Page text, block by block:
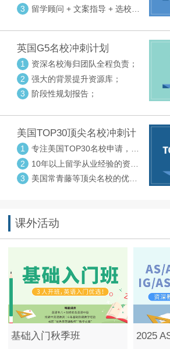
率
3
留学顾问 + 文案指导 + 选校申
英国G5名校冲刺计划
1
资深名校海归团队全程负责；
2
强大的背景提升资源库；
3
阶段性规划报告；
美国TOP30顶尖名校冲刺计
划
1
专注美国TOP30名校申请，高
度个性化指导
2
10年以上留学从业经验的资深
中方顾问
3
美国常青藤等顶尖名校的优秀
课外活动
2025 AS/A2秋季同步班 基础